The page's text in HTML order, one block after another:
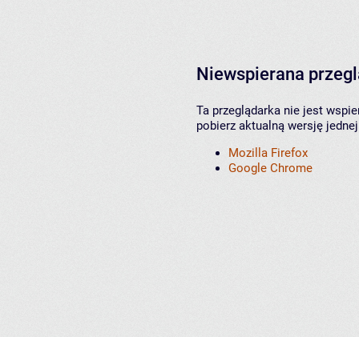
Niewspierana
Ta przeglądarka nie jest
pobierz aktualną wersję
Mozilla Firefox
Google Chrome